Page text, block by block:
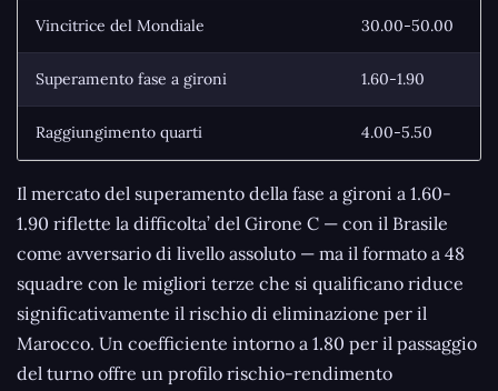
Vincitrice del Mondiale 30.00-50.00
Superamento fase a gironi 1.60-1.90
Raggiungimento quarti 4.00-5.50
Il mercato del superamento della fase a gironi a 1.60-
1.90 riflette la difficolta’ del Girone C — con il Brasile
come avversario di livello assoluto — ma il formato a 48
squadre con le migliori terze che si qualificano riduce
significativamente il rischio di eliminazione per il
Marocco. Un coefficiente intorno a 1.80 per il passaggio
del turno offre un profilo rischio-rendimento